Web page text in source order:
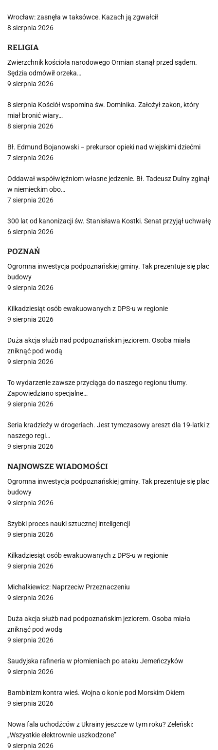
Wrocław: zasnęła w taksówce. Kazach ją zgwałcił
8 sierpnia 2026
RELIGIA
Zwierzchnik kościoła narodowego Ormian stanął przed sądem.
Sędzia odmówił orzeka…
9 sierpnia 2026
8 sierpnia Kościół wspomina św. Dominika. Założył zakon, który
miał bronić wiary…
8 sierpnia 2026
Bł. Edmund Bojanowski – prekursor opieki nad wiejskimi dziećmi
7 sierpnia 2026
Oddawał współwięźniom własne jedzenie. Bł. Tadeusz Dulny zginął
w niemieckim obo…
7 sierpnia 2026
300 lat od kanonizacji św. Stanisława Kostki. Senat przyjął uchwałę
6 sierpnia 2026
POZNAŃ
Ogromna inwestycja podpoznańskiej gminy. Tak prezentuje się plac
budowy
9 sierpnia 2026
Kilkadziesiąt osób ewakuowanych z DPS-u w regionie
9 sierpnia 2026
Duża akcja służb nad podpoznańskim jeziorem. Osoba miała
zniknąć pod wodą
9 sierpnia 2026
To wydarzenie zawsze przyciąga do naszego regionu tłumy.
Zapowiedziano specjalne…
9 sierpnia 2026
Seria kradzieży w drogeriach. Jest tymczasowy areszt dla 19-latki z
naszego regi…
9 sierpnia 2026
NAJNOWSZE WIADOMOŚCI
Ogromna inwestycja podpoznańskiej gminy. Tak prezentuje się plac
budowy
9 sierpnia 2026
Szybki proces nauki sztucznej inteligencji
9 sierpnia 2026
Kilkadziesiąt osób ewakuowanych z DPS-u w regionie
9 sierpnia 2026
Michalkiewicz: Naprzeciw Przeznaczeniu
9 sierpnia 2026
Duża akcja służb nad podpoznańskim jeziorem. Osoba miała
zniknąć pod wodą
9 sierpnia 2026
Saudyjska rafineria w płomieniach po ataku Jemeńczyków
9 sierpnia 2026
Bambinizm kontra wieś. Wojna o konie pod Morskim Okiem
9 sierpnia 2026
Nowa fala uchodźców z Ukrainy jeszcze w tym roku? Zeleński:
„Wszystkie elektrownie uszkodzone”
9 sierpnia 2026